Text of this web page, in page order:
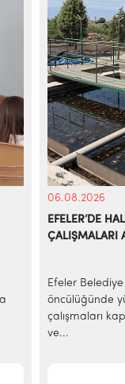
06.08.2026
EFELER’DE
ÇALIŞMALARI
Efeler Belediye
öncülüğünde
çalışmaları
ve...